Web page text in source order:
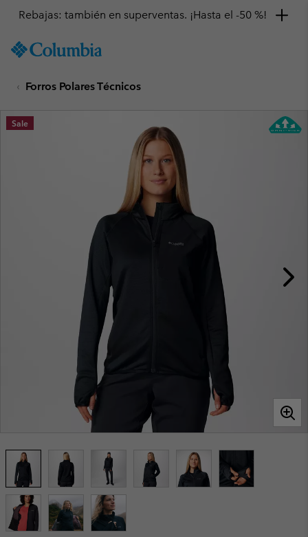
TO
SKIP
MAIN
NAV
Rebajas: también en superventas. ¡Hasta el -50 %!
Forros Polares Técnicos
Sale